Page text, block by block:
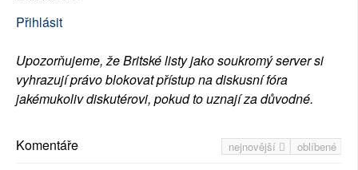
Přihlásit
Upozorňujeme, že Britské listy jako soukromý server si
vyhrazují právo blokovat přístup na diskusní fóra
jakémukoliv diskutérovi, pokud to uznají za důvodné.
nejnovější oblíbené
Komentáře